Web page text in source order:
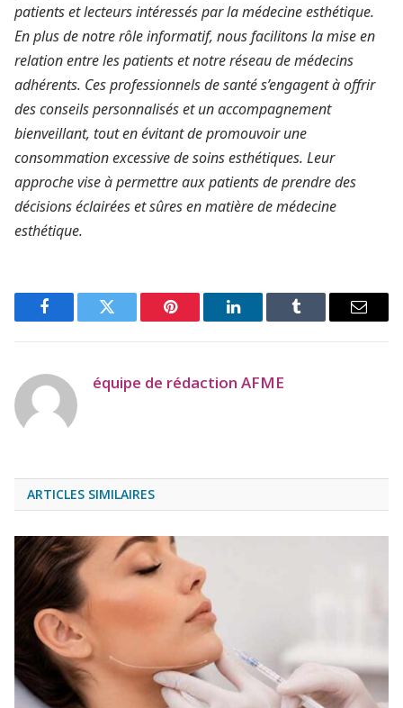
patients et lecteurs intéressés par la médecine esthétique.
En plus de notre rôle informatif, nous facilitons la mise en
relation entre les patients et notre réseau de médecins
adhérents. Ces professionnels de santé s’engagent à offrir
des conseils personnalisés et un accompagnement
bienveillant, tout en évitant de promouvoir une
consommation excessive de soins esthétiques. Leur
approche vise à permettre aux patients de prendre des
décisions éclairées et sûres en matière de médecine
esthétique.
FacebookTwitter Pinterest LinkedIn Tumblr Email
équipe de rédaction AFME
ARTICLES SIMILAIRES